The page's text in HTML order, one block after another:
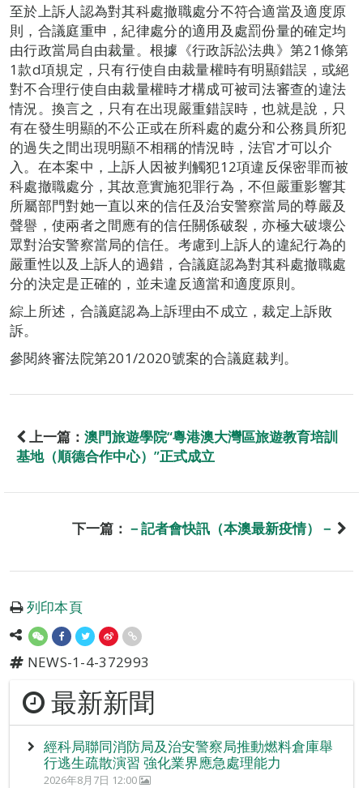
至於上訴人認為對其科處撤職處分不符合適當及適度原
則，合議庭重申，紀律處分的適用及處罰份量的確定均
由行政當局自由裁量。根據《行政訴訟法典》第21條第
1款d項規定，只有行使自由裁量權時有明顯錯誤，或絕
對不合理行使自由裁量權時才構成可被司法審查的違法
情況。換言之，只有在出現嚴重錯誤時，也就是說，只
有在發生明顯的不公正或在所科處的處分和公務員所犯
的過失之間出現明顯不相稱的情況時，法官才可以介
入。在本案中，上訴人因被判觸犯12項違反保密罪而被
科處撤職處分，其故意實施犯罪行為，不但嚴重影響其
所屬部門對她一直以來的信任及治安警察當局的尊嚴及
聲譽，使兩者之間應有的信任關係破裂，亦極大破壞公
眾對治安警察當局的信任。考慮到上訴人的違紀行為的
嚴重性以及上訴人的過錯，合議庭認為對其科處撤職處
分的決定是正確的，並未違反適當和適度原則。
綜上所述，合議庭認為上訴理由不成立，裁定上訴敗
訴。
參閱終審法院第201/2020號案的合議庭裁判。
上一篇： 澳門旅遊學院“粵港澳大灣區旅遊教育培訓
基地（順德合作中心）”正式成立
下一篇： －記者會快訊（本澳最新疫情）－
列印本頁
NEWS-1-4-372993
最新新聞
經科局聯同消防局及治安警察局推動燃料倉庫舉
行逃生疏散演習 強化業界應急處理能力
2026年8月7日 12:00